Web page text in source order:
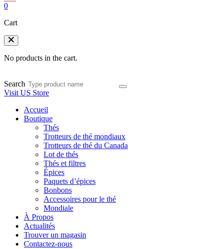
0
Cart
No products in the cart.
Search
Visit US Store
Accueil
Boutique
Thés
Trotteurs de thé mondiaux
Trotteurs de thé du Canada
Lot de thés
Thés et filtres
Épices
Paquets d’épices
Bonbons
Accessoires pour le thé
Mondiale
À Propos
Actualités
Trouver un magasin
Contactez-nous